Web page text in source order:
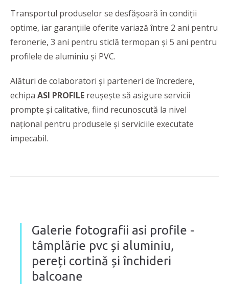
Transportul produselor se desfășoară în condiții
optime, iar garanțiile oferite variază între 2 ani pentru
feronerie, 3 ani pentru sticlă termopan și 5 ani pentru
profilele de aluminiu și PVC.
Alături de colaboratori și parteneri de încredere,
echipa ASI PROFILE reușește să asigure servicii
prompte și calitative, fiind recunoscută la nivel
național pentru produsele și serviciile executate
impecabil.
Galerie fotografii asi profile -
tâmplărie pvc și aluminiu,
pereți cortină și închideri
balcoane